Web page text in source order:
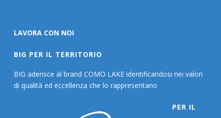
LAVORA CON NOI
BIG PER IL TERRITORIO
BIG aderisce al brand COMO LAKE identificandosi nei valori
di qualità ed eccellenza che lo rappresentano
PER IL